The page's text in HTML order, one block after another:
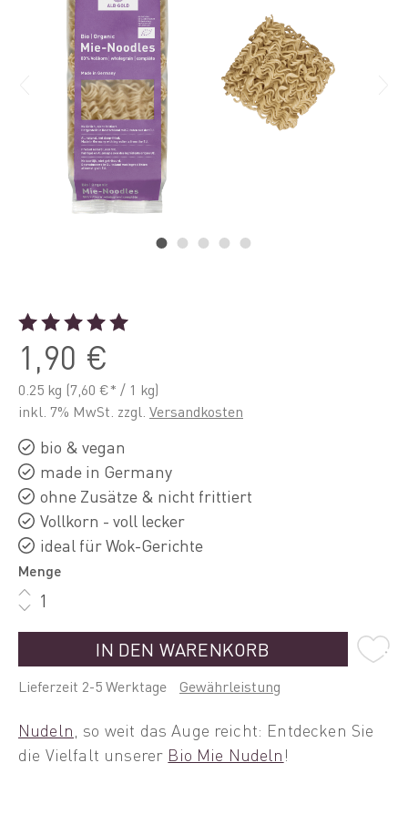
1,90 €
0.25 kg (7,60 €* / 1 kg)
inkl. 7% MwSt. zzgl. Versandkosten
bio & vegan
made in Germany
ohne Zusätze & nicht frittiert
Vollkorn - voll lecker
ideal für Wok-Gerichte
Menge
IN DEN WARENKORB
Lieferzeit 2-5 Werktage Gewährleistung
Nudeln , so weit das Auge reicht: Entdecken Sie
die Vielfalt unserer Bio Mie Nudeln !